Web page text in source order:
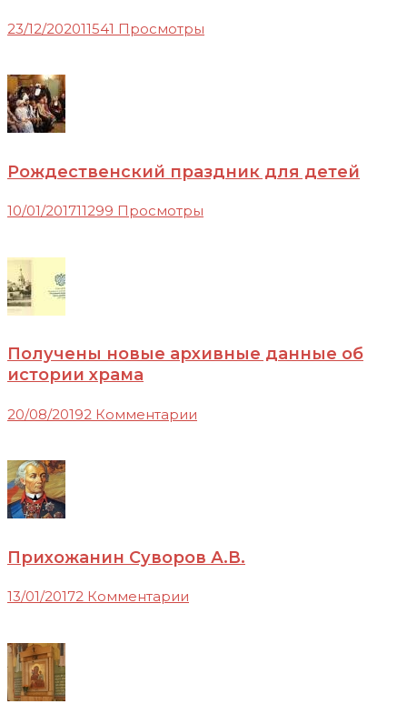
23/12/202011541 Просмотры
Рождественский праздник для детей
10/01/201711299 Просмотры
Получены новые архивные данные об
истории храма
20/08/20192 Комментарии
Прихожанин Суворов А.В.
13/01/20172 Комментарии